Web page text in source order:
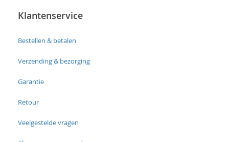
Klantenservice
Bestellen & betalen
Verzending & bezorging
Garantie
Retour
Veelgestelde vragen